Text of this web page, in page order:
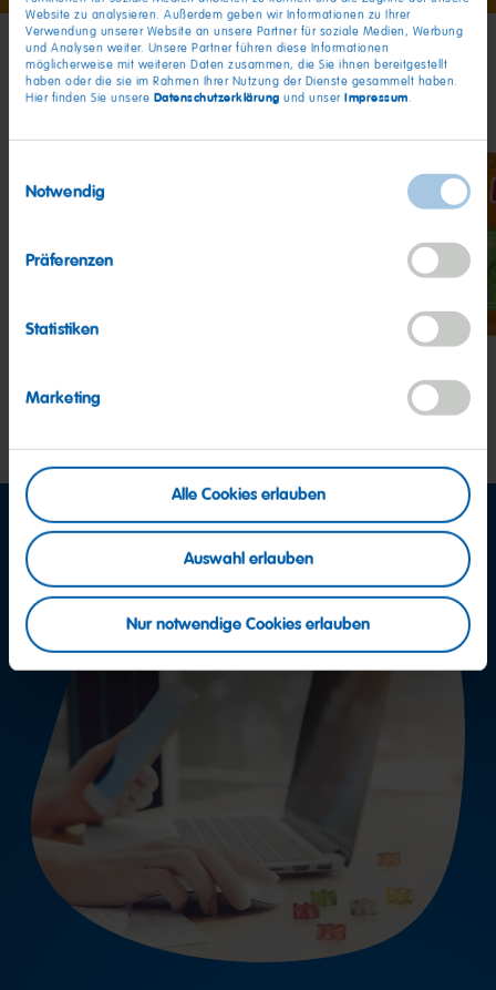
Website zu analysieren. Außerdem geben wir Informationen zu Ihrer
Verwendung unserer Website an unsere Partner für soziale Medien, Werbung
und Analysen weiter. Unsere Partner führen diese Informationen
möglicherweise mit weiteren Daten zusammen, die Sie ihnen bereitgestellt
haben oder die sie im Rahmen Ihrer Nutzung der Dienste gesammelt haben.
Hier finden Sie unsere Datenschutzerklärung und unser Impressum.
Notwendig
Präferenzen
Statistiken
Marketing
Alle Cookies erlauben
Auswahl erlauben
Nur notwendige Cookies erlauben
1
2
3
Meine Freunde
Tropifrutti